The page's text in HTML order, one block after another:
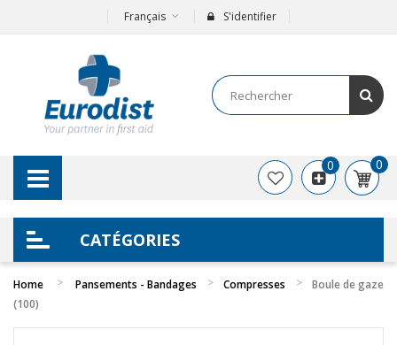
Français S'identifier
CATÉGORIES
0
0
Home Pansements - Bandages Compresses
Boule de gaze
(100)